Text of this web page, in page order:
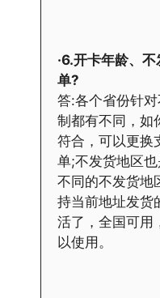
·6.开卡年龄、
单?
答:各个省份针
制都有不同，如
符合，可以更换
单;不发货地区
不同的不发货地
持当前地址发货
活了，全国可用
以使用。